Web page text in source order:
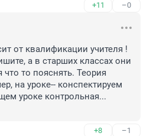
+11 –0
от квалификации учителя !
а в старших классах они
то пояснять. Теория
на уроке-- конспектируем
уроке контрольная...
+8 –1